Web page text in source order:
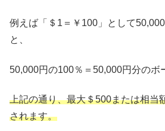
例えば「＄1＝￥100」として
と、
50,000円の100％＝50,000円分のボ
上記の通り、最大＄500または相当
されます。